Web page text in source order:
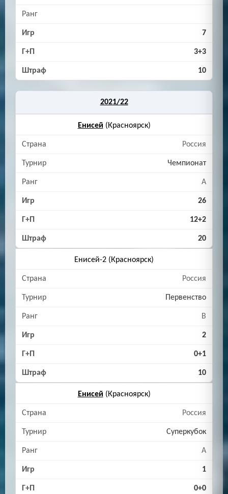
7
3+3
10
2021/22
Енисей (Красноярск)
Россия
Чемпионат
A
26
12+2
20
Енисей-2 (Красноярск)
Россия
Первенство
B
2
0+1
10
Енисей (Красноярск)
Россия
Суперкубок
A
1
0+0